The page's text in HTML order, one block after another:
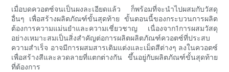
เมื่อบดควอตซ์จนเป็นผงละเอียดแล้ว ก็พร้อมที่จะนำไปผสมกับวัสดุ
อื่นๆ เพื่อสร้างผลิตภัณฑ์ขั้นสุดท้าย ขั้นตอนนี้ของกระบวนการผลิต
ต้องการความแม่นยำและความเชี่ยวชาญ เนื่องจาก1การผสมวัสดุ
อย่างเหมาะสมเป็นสิ่งสำคัญต่อการผลิตผลิตภัณฑ์ควอตซ์ที่ประสบ
ความสำเร็จ อาจมีการผสมสารเติมแต่งและเม็ดสีต่างๆ ลงในควอตซ์
เพื่อสร้างสีและลวดลายที่แตกต่างกัน ขึ้นอยู่กับผลิตภัณฑ์ขั้นสุดท้าย
ที่ต้องการ